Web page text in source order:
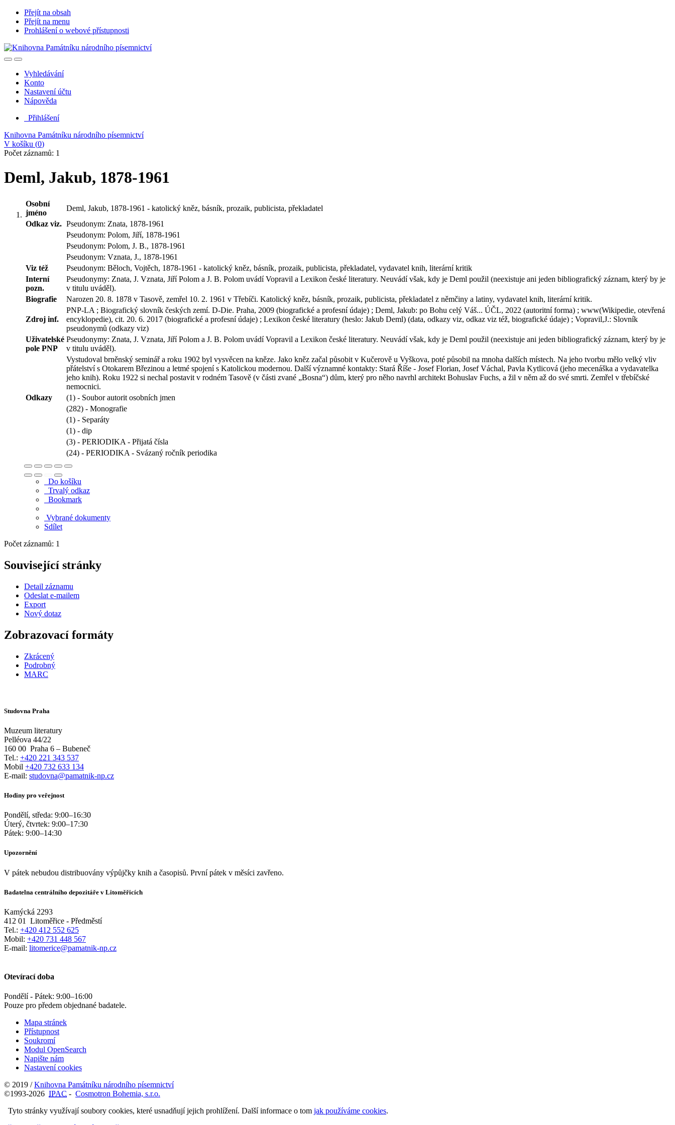
Přejít na obsah
Přejít na menu
Prohlášení o webové přístupnosti
Vyhledávání
Konto
Nastavení účtu
Nápověda
Přihlášení
Knihovna Památníku národního písemnictví
V košíku (0)
Počet záznamů: 1
Deml, Jakub, 1878-1961
Osobní
jméno
Deml, Jakub, 1878-1961 - katolický kněz, básník, prozaik, publicista, překladatel
Odkaz viz. Pseudonym: Znata, 1878-1961
Pseudonym: Polom, Jiří, 1878-1961
Pseudonym: Polom, J. B., 1878-1961
Pseudonym: Vznata, J., 1878-1961
Viz též
Pseudonym: Běloch, Vojtěch, 1878-1961 - katolický kněz, básník, prozaik, publicista, překladatel, vydavatel knih, literární kritik
Interní
pozn.
Pseudonymy: Znata, J. Vznata, Jiří Polom a J. B. Polom uvádí Vopravil a Lexikon české literatury. Neuvádí však, kdy je Deml použil (neexistuje ani jeden bibliografický záznam, který by je
v titulu uváděl).
Biografie
Narozen 20. 8. 1878 v Tasově, zemřel 10. 2. 1961 v Třebíči. Katolický kněz, básník, prozaik, publicista, překladatel z němčiny a latiny, vydavatel knih, literární kritik.
Zdroj inf.
PNP-LA ; Biografický slovník českých zemí. D-Die. Praha, 2009 (biografické a profesní údaje) ; Deml, Jakub: po Bohu celý Váš... ÚČL, 2022 (autoritní forma) ; www(Wikipedie, otevřená
encyklopedie), cit. 20. 6. 2017 (biografické a profesní údaje) ; Lexikon české literatury (heslo: Jakub Deml) (data, odkazy viz, odkaz viz též, biografické údaje) ; Vopravil,J.: Slovník
pseudonymů (odkazy viz)
Uživatelské
pole PNP
Pseudonymy: Znata, J. Vznata, Jiří Polom a J. B. Polom uvádí Vopravil a Lexikon české literatury. Neuvádí však, kdy je Deml použil (neexistuje ani jeden bibliografický záznam, který by je
v titulu uváděl).
Vystudoval brněnský seminář a roku 1902 byl vysvěcen na kněze. Jako kněz začal působit v Kučerově u Vyškova, poté působil na mnoha dalších místech. Na jeho tvorbu mělo velký vliv
přátelství s Otokarem Březinou a letmé spojení s Katolickou modernou. Další významné kontakty: Stará Říše - Josef Florian, Josef Váchal, Pavla Kytlicová (jeho mecenáška a vydavatelka
jeho knih). Roku 1922 si nechal postavit v rodném Tasově (v části zvané „Bosna“) dům, který pro něho navrhl architekt Bohuslav Fuchs, a žil v něm až do své smrti. Zemřel v třebíčské
nemocnici.
Odkazy
(1) - Soubor autorit osobních jmen
(282) - Monografie
(1) - Separáty
(1) - dip
(3) - PERIODIKA - Přijatá čísla
(24) - PERIODIKA - Svázaný ročník periodika
Do košíku
Trvalý odkaz
Bookmark
Vybrané dokumenty
Sdílet
Počet záznamů: 1
Související stránky
Detail záznamu
Odeslat e-mailem
Export
Nový dotaz
Zobrazovací formáty
Zkrácený
Podrobný
MARC
Studovna Praha
Muzeum literatury
Pelléova 44/22
160 00 Praha 6 – Bubeneč
Tel.: +420 221 343 537
Mobil +420 732 633 134
E-mail: studovna@pamatnik-np.cz
Hodiny pro veřejnost
Pondělí, středa: 9:00–16:30
Úterý, čtvrtek: 9:00–17:30
Pátek: 9:00–14:30
Upozornění
V pátek nebudou distribuovány výpůjčky knih a časopisů. První pátek v měsíci zavřeno.
Badatelna centrálního depozitáře v Litoměřicích
Kamýcká 2293
412 01
Litoměřice - Předměstí
Tel.: +420 412 552 625
Mobil: +420 731 448 567
E-mail: litomerice@pamatnik-np.cz
Otevírací doba
Pondělí - Pátek: 9:00–16:00
Pouze pro předem objednané badatele.
Mapa stránek
Přístupnost
Soukromí
Modul OpenSearch
Napište nám
Nastavení cookies
© 2019 /Knihovna Památníku národního písemnictví
©1993-2026 IPAC - Cosmotron Bohemia, s.r.o.
Tyto stránky využívají soubory cookies, které usnadňují jejich prohlížení. Další informace o tom jak používáme cookies.